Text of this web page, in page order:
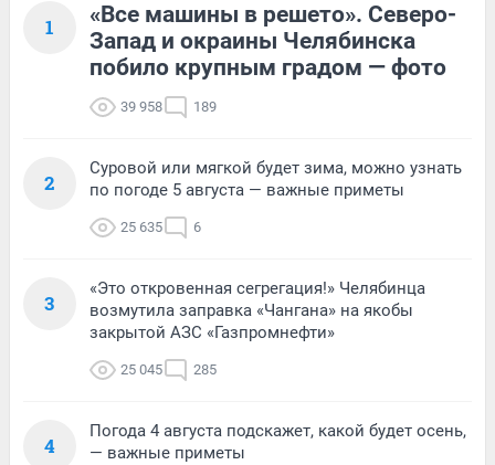
1
«Все машины в решето». Северо-
Запад и окраины Челябинска
побило крупным градом — фото
39 958 189
2
Суровой или мягкой будет зима, можно узнать
по погоде 5 августа — важные приметы
25 635 6
3
«Это откровенная сегрегация!» Челябинца
возмутила заправка «Чангана» на якобы
закрытой АЗС «Газпромнефти»
25 045 285
4
Погода 4 августа подскажет, какой будет осень,
— важные приметы